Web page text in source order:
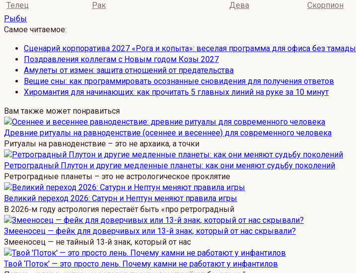
Телец
Рак
Дева
Скорпион
Рыбы
Самое читаемое:
Сценарий корпоратива 2027 «Рога и копыта»: веселая программа для офиса без тамады
Поздравления коллегам с Новым годом Козы 2027
Амулеты от измен: защита отношений от предательства
Вещие сны: как программировать осознанные сновидения для получения ответов
Хиромантия для начинающих: как прочитать 5 главных линий на руке за 10 минут
Вам также может понравиться
Древние ритуалы на равноденствие (осеннее и весеннее) для современного человека
Ритуалы на равноденствие – это не архаика, а точки
Ретроградный Плутон и другие медленные планеты: как они меняют судьбу поколений
Ретроградные планеты – это не астрологическое проклятие
Великий переход 2026: Сатурн и Нептун меняют правила игры
В 2026‑м году астрология перестаёт быть «про ретроградный
Змееносец — фейк для доверчивых или 13-й знак, который от нас скрывали?
Змееносец — не тайный 13‑й знак, который от нас
Твой ‘Поток’ — это просто лень. Почему камни не работают у инфантилов